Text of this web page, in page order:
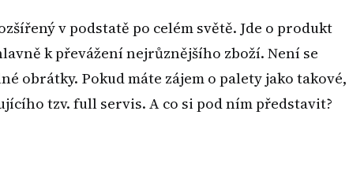
v podstatě po celém světě. Jde o produkt
k převážení nejrůznějšího zboží. Není se
obrátky. Pokud máte zájem o palety jako takové,
tzv. full servis. A co si pod ním představit?